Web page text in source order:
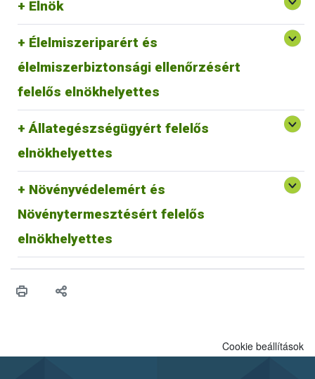
Elnök
Élelmiszeriparért és
élelmiszerbiztonsági ellenőrzésért
felelős elnökhelyettes
Állategészségügyért felelős
elnökhelyettes
Növényvédelemért és
Növénytermesztésért felelős
elnökhelyettes
Cookie beállítások